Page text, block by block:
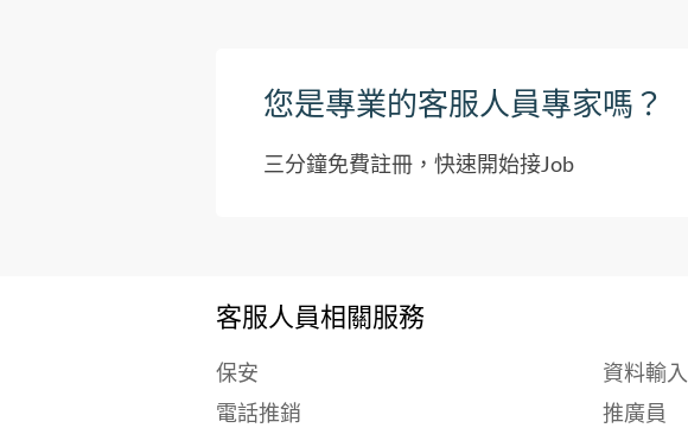
您是專業的客服人員專家嗎？
三分鐘免費註冊，快速開始接Job
客服人員相關服務
保安 資料輸入
電話推銷
推廣員